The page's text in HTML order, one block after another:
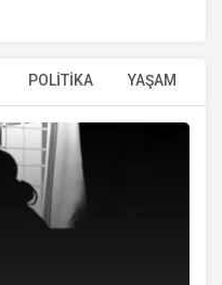
POLİTİKA YAŞAM